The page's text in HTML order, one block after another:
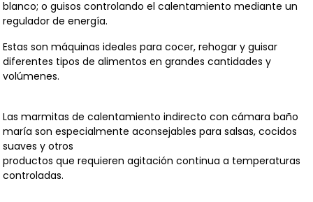
blanco; o guisos controlando el calentamiento mediante un
regulador de energía.
Estas son máquinas ideales para cocer, rehogar y guisar
diferentes tipos de alimentos en grandes cantidades y
volúmenes.
Las marmitas de calentamiento indirecto con cámara baño
maría son especialmente aconsejables para salsas, cocidos
suaves y otros
productos que requieren agitación continua a temperaturas
controladas.